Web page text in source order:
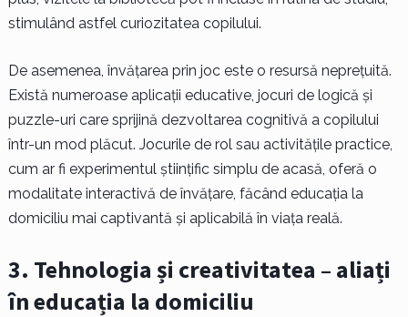
stimulând astfel curiozitatea copilului.
De asemenea, învățarea prin joc este o resursă neprețuită.
Există numeroase aplicații educative, jocuri de logică și
puzzle-uri care sprijină dezvoltarea cognitivă a copilului
într-un mod plăcut. Jocurile de rol sau activitățile practice,
cum ar fi experimentul științific simplu de acasă, oferă o
modalitate interactivă de învățare, făcând educația la
domiciliu mai captivantă și aplicabilă în viața reală.
3. Tehnologia și creativitatea – aliați
în educația la domiciliu